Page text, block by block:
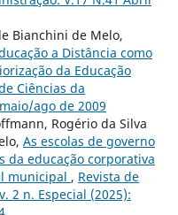
Bianchini de Melo,
a Distância como
da Educação
Ciências da
ago de 2009
Rogério da Silva
As escolas de governo
da educação corporativa
municipal , Revista de
2 n. Especial (2025):